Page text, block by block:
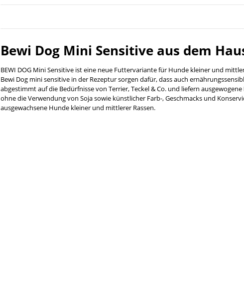
Bewi Dog Mini Sensitive aus dem
BEWI DOG Mini Sensitive ist eine neue Futtervariante für Hunde kleiner und
Bewi Dog mini sensitive in der Rezeptur sorgen dafür, dass auch
abgestimmt auf die Bedürfnisse von Terrier, Teckel & Co. und liefern
ohne die Verwendung von Soja sowie künstlicher Farb-, Geschmacks und
ausgewachsene Hunde kleiner und mittlerer Rassen.